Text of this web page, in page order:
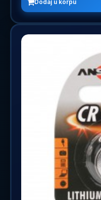
Dodaj u korpu